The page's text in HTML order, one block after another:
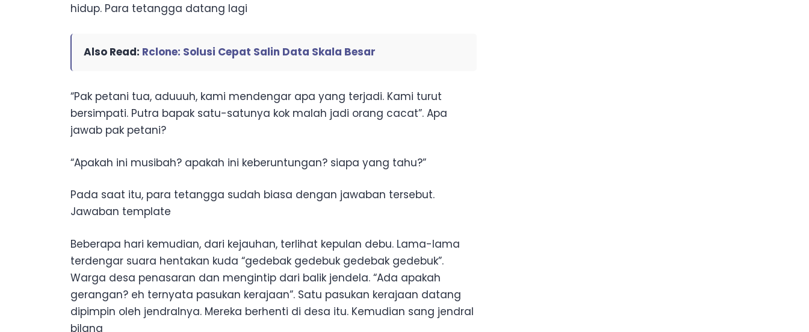
hidup. Para tetangga datang lagi
Also Read: Rclone: Solusi Cepat Salin Data Skala Besar
“Pak petani tua, aduuuh, kami mendengar apa yang terjadi. Kami turut
bersimpati. Putra bapak satu-satunya kok malah jadi orang cacat”. Apa
jawab pak petani?
“Apakah ini musibah? apakah ini keberuntungan? siapa yang tahu?”
Pada saat itu, para tetangga sudah biasa dengan jawaban tersebut.
Jawaban template
Beberapa hari kemudian, dari kejauhan, terlihat kepulan debu. Lama-lama
terdengar suara hentakan kuda “gedebak gedebuk gedebak gedebuk”.
Warga desa penasaran dan mengintip dari balik jendela. “Ada apakah
gerangan? eh ternyata pasukan kerajaan”. Satu pasukan kerajaan datang
dipimpin oleh jendralnya. Mereka berhenti di desa itu. Kemudian sang jendral
bilang